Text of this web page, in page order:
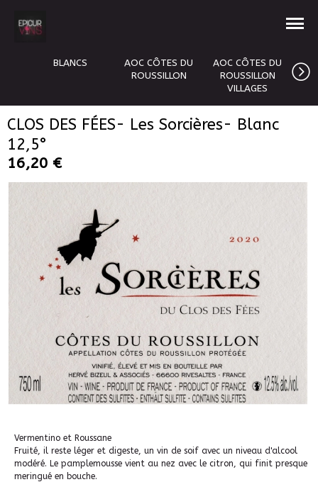
BLANCS
AOC CÔTES DU
ROUSSILLON
AOC CÔTES DU
ROUSSILLON
VILLAGES
CLOS DES FÉES- Les Sorcières- Blanc
12,5°
16,20 €
Vermentino et Roussane
Fruité, il reste léger et digeste, un vin de soif avec un niveau d'alcool
modéré. Le pamplemousse vient au nez avec le citron, qui finit presque
meringué en bouche.